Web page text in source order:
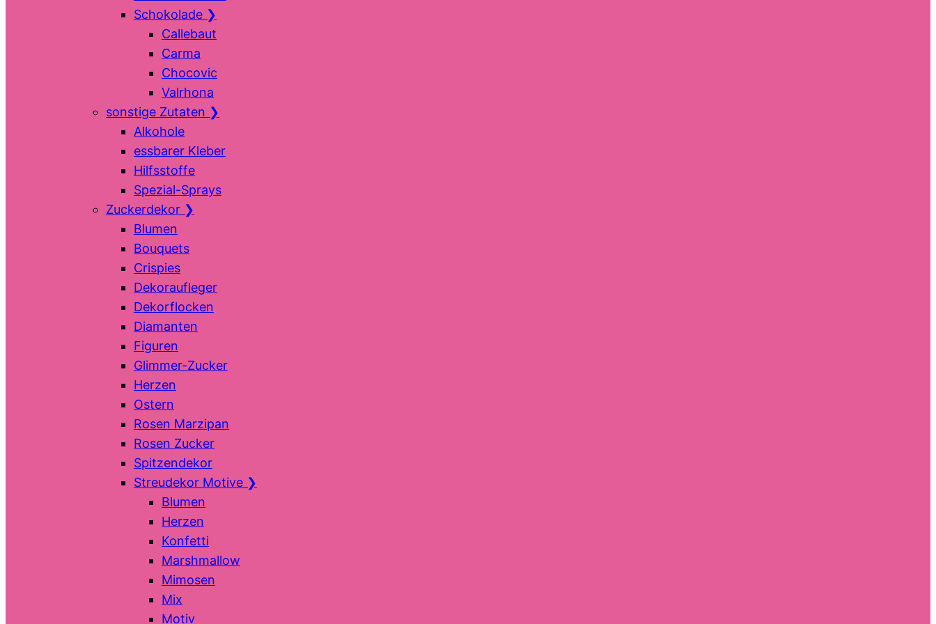
Schokolade ❯
Callebaut
Carma
Chocovic
Valrhona
sonstige Zutaten ❯
Alkohole
essbarer Kleber
Hilfsstoffe
Spezial-Sprays
Zuckerdekor ❯
Blumen
Bouquets
Crispies
Dekoraufleger
Dekorflocken
Diamanten
Figuren
Glimmer-Zucker
Herzen
Ostern
Rosen Marzipan
Rosen Zucker
Spitzendekor
Streudekor Motive ❯
Blumen
Herzen
Konfetti
Marshmallow
Mimosen
Mix
Motiv